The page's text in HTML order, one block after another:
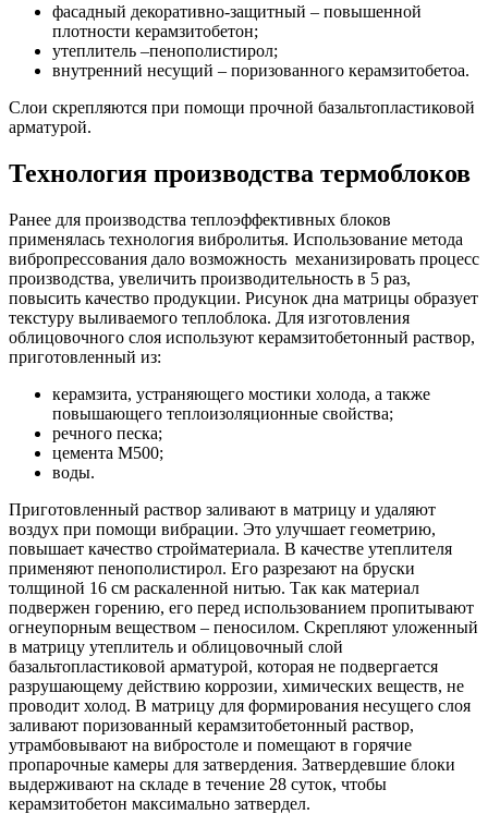
фасадный декоративно-защитный – повышенной
плотности керамзитобетон;
утеплитель –пенополистирол;
внутренний несущий – поризованного керамзитобетоа.
Слои скрепляются при помощи прочной базальтопластиковой
арматурой.
Технология производства термоблоков
Ранее для производства теплоэффективных блоков
применялась технология вибролитья. Использование метода
вибропрессования дало возможность механизировать процесс
производства, увеличить производительность в 5 раз,
повысить качество продукции. Рисунок дна матрицы образует
текстуру выливаемого теплоблока. Для изготовления
облицовочного слоя используют керамзитобетонный раствор,
приготовленный из:
керамзита, устраняющего мостики холода, а также
повышающего теплоизоляционные свойства;
речного песка;
цемента М500;
воды.
Приготовленный раствор заливают в матрицу и удаляют
воздух при помощи вибрации. Это улучшает геометрию,
повышает качество стройматериала. В качестве утеплителя
применяют пенополистирол. Его разрезают на бруски
толщиной 16 см раскаленной нитью. Так как материал
подвержен горению, его перед использованием пропитывают
огнеупорным веществом – пеносилом. Скрепляют уложенный
в матрицу утеплитель и облицовочный слой
базальтопластиковой арматурой, которая не подвергается
разрушающему действию коррозии, химических веществ, не
проводит холод. В матрицу для формирования несущего слоя
заливают поризованный керамзитобетонный раствор,
утрамбовывают на вибростоле и помещают в горячие
пропарочные камеры для затвердения. Затвердевшие блоки
выдерживают на складе в течение 28 суток, чтобы
керамзитобетон максимально затвердел.